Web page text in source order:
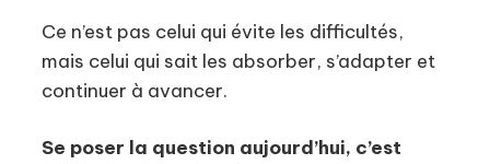
Ce n’est pas celui qui évite les difficultés,
mais celui qui sait les absorber, s’adapter et
continuer à avancer.
Se poser la question aujourd’hui, c’est